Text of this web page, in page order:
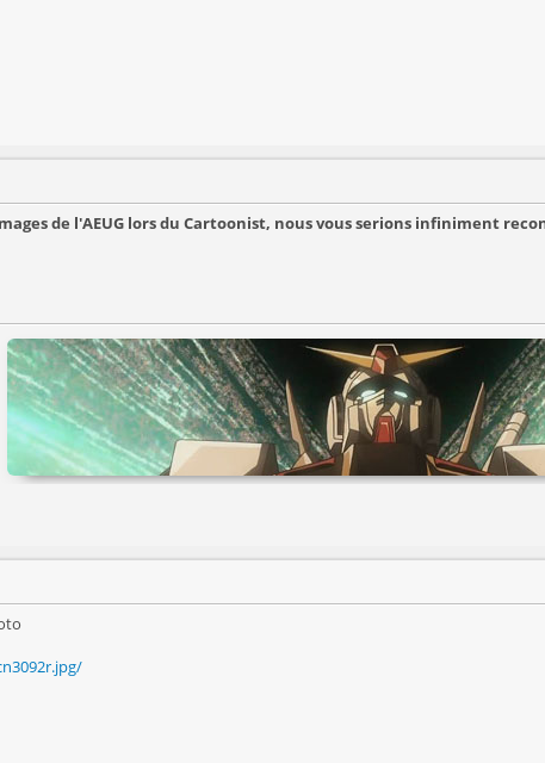
de l'AEUG lors du Cartoonist, nous vous serions infiniment